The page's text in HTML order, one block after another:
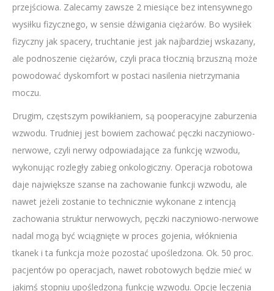
przejściowa. Zalecamy zawsze 2 miesiące bez intensywnego
wysiłku fizycznego, w sensie dźwigania ciężarów. Bo wysiłek
fizyczny jak spacery, truchtanie jest jak najbardziej wskazany,
ale podnoszenie ciężarów, czyli praca tłocznią brzuszną może
powodować dyskomfort w postaci nasilenia nietrzymania
moczu.
Drugim, częstszym powikłaniem, są pooperacyjne zaburzenia
wzwodu. Trudniej jest bowiem zachować pęczki naczyniowo-
nerwowe, czyli nerwy odpowiadające za funkcję wzwodu,
wykonując rozległy zabieg onkologiczny. Operacja robotowa
daje największe szanse na zachowanie funkcji wzwodu, ale
nawet jeżeli zostanie to technicznie wykonane z intencją
zachowania struktur nerwowych, pęczki naczyniowo-nerwowe
nadal mogą być wciągnięte w proces gojenia, włóknienia
tkanek i ta funkcja może pozostać upośledzona. Ok. 50 proc.
pacjentów po operacjach, nawet robotowych będzie mieć w
jakimś stopniu upośledzoną funkcję wzwodu. Opcje leczenia